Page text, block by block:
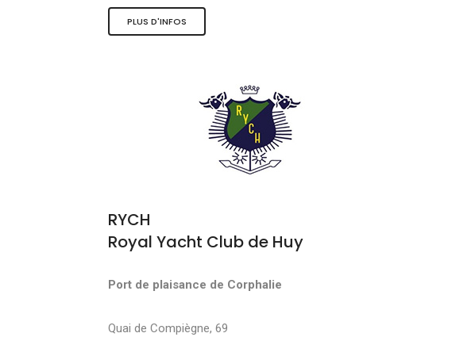
PLUS D'INFOS
RYCH
Royal Yacht Club de Huy
Port de plaisance de Corphalie
Quai de Compiègne, 69